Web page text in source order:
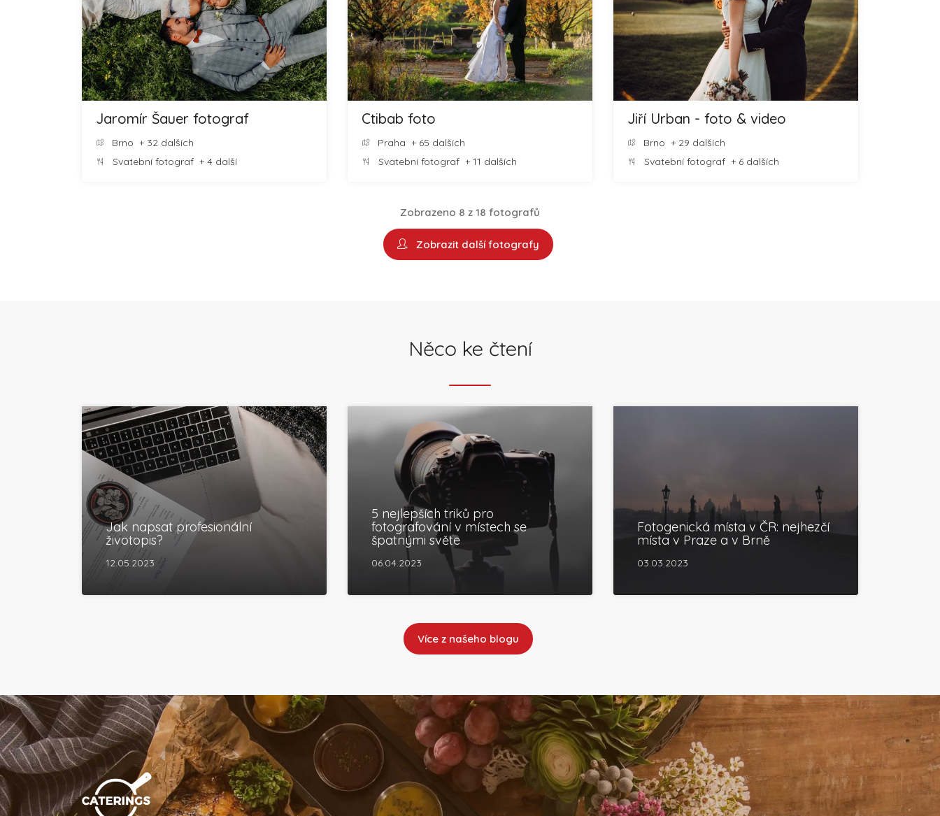
Jaromír Šauer fotograf
Brno + 32 dalších
Svatební fotograf + 4 další
Ctibab foto
Praha + 65 dalších
Svatební fotograf + 11 dalších
Jiří Urban - foto & video
Brno + 29 dalších
Svatební fotograf + 6 dalších
Zobrazeno 8 z 18 fotografů
Zobrazit další fotografy
Něco ke čtení
Jak napsat profesionální
životopis?
12.05.2023
5 nejlepších triků pro
fotografování v místech se
špatnými světe
06.04.2023
Fotogenická místa v ČR: nejhezčí
místa v Praze a v Brně
03.03.2023
Více z našeho blogu